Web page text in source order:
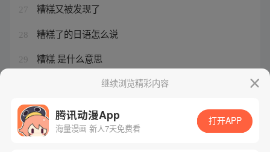
27 糟糕又被发现了
28 糟糕了的日语怎么说
29 糟糕 是什么意思
糟糕又被生活叫醒的图片继续浏览精彩内容
腾讯动漫App
海量漫画 新人7天免费看
打开APP